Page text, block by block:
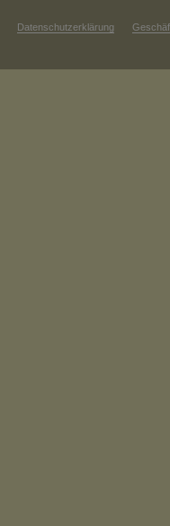
Datenschutzerklärung